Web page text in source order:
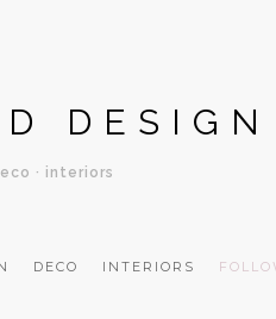
DESIGN
· interiors
DECO INTERIORS